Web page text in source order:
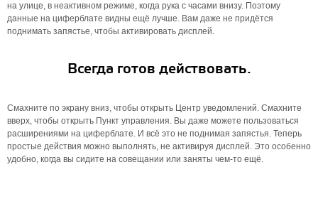
на улице, в неактивном режиме, когда рука с часами внизу. Поэтому
данные на циферблате видны ещё лучше. Вам даже не придётся
поднимать запястье, чтобы активировать дисплей.
Всегда готов действовать.
Смахните по экрану вниз, чтобы открыть Центр уведомлений. Смахните
вверх, чтобы открыть Пункт управления. Вы даже можете пользоваться
расширениями на циферблате. И всё это не поднимая запястья. Теперь
простые действия можно выполнять, не активируя дисплей. Это особенно
удобно, когда вы сидите на совещании или заняты чем‑то ещё.